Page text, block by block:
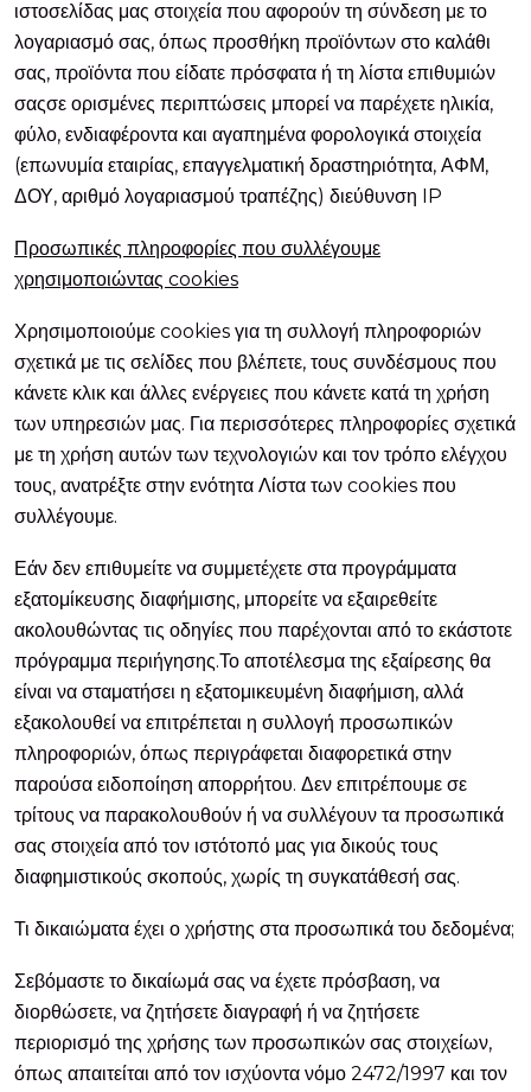
ιστοσελίδας μας στοιχεία που αφορούν τη σύνδεση με το
λογαριασμό σας, όπως προσθήκη προϊόντων στο καλάθι
σας, προϊόντα που είδατε πρόσφατα ή τη λίστα επιθυμιών
σαςσε ορισμένες περιπτώσεις μπορεί να παρέχετε ηλικία,
φύλο, ενδιαφέροντα και αγαπημένα φορολογικά στοιχεία
(επωνυμία εταιρίας, επαγγελματική δραστηριότητα, ΑΦΜ,
ΔΟΥ, αριθμό λογαριασμού τραπέζης) διεύθυνση IP
Προσωπικές πληροφορίες που συλλέγουμε
χρησιμοποιώντας cookies
Χρησιμοποιούμε cookies για τη συλλογή πληροφοριών
σχετικά με τις σελίδες που βλέπετε, τους συνδέσμους που
κάνετε κλικ και άλλες ενέργειες που κάνετε κατά τη χρήση
των υπηρεσιών μας. Για περισσότερες πληροφορίες σχετικά
με τη χρήση αυτών των τεχνολογιών και τον τρόπο ελέγχου
τους, ανατρέξτε στην ενότητα Λίστα των cookies που
συλλέγουμε.
Εάν δεν επιθυμείτε να συμμετέχετε στα προγράμματα
εξατομίκευσης διαφήμισης, μπορείτε να εξαιρεθείτε
ακολουθώντας τις οδηγίες που παρέχονται από το εκάστοτε
πρόγραμμα περιήγησης.Το αποτέλεσμα της εξαίρεσης θα
είναι να σταματήσει η εξατομικευμένη διαφήμιση, αλλά
εξακολουθεί να επιτρέπεται η συλλογή προσωπικών
πληροφοριών, όπως περιγράφεται διαφορετικά στην
παρούσα ειδοποίηση απορρήτου. Δεν επιτρέπουμε σε
τρίτους να παρακολουθούν ή να συλλέγουν τα προσωπικά
σας στοιχεία από τον ιστότοπό μας για δικούς τους
διαφημιστικούς σκοπούς, χωρίς τη συγκατάθεσή σας.
Τι δικαιώματα έχει ο χρήστης στα προσωπικά του δεδομένα;
Σεβόμαστε το δικαίωμά σας να έχετε πρόσβαση, να
διορθώσετε, να ζητήσετε διαγραφή ή να ζητήσετε
περιορισμό της χρήσης των προσωπικών σας στοιχείων,
όπως απαιτείται από τον ισχύοντα νόμο 2472/1997 και τον